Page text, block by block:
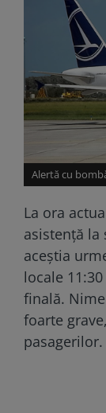
Alertă cu
La ora
asistență
aceștia
locale
finală.
foarte
pasagerilor.